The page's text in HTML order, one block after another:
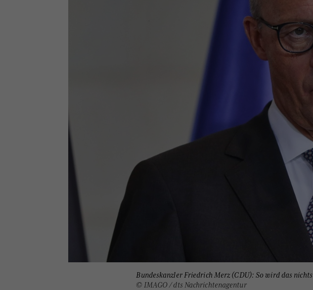
Bundeskanzler Friedrich Merz (CDU): So wird das nichts
© IMAGO / dts Nachrichtenagentur